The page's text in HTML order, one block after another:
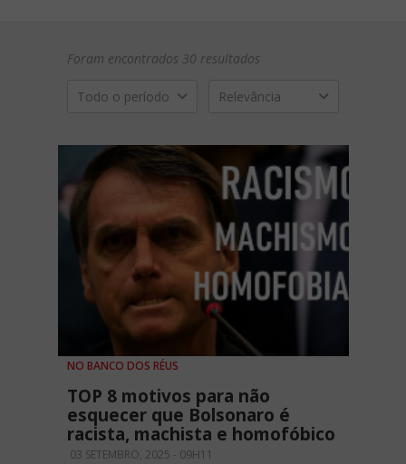
Foram encontrados 30 resultados
Todo o período Relevância
NO BANCO DOS RÉUS
TOP 8 motivos para não
esquecer que Bolsonaro é
racista, machista e homofóbico
03 SETEMBRO, 2025 - 09H11